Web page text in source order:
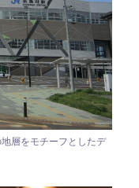
層をモチーフとしたデ